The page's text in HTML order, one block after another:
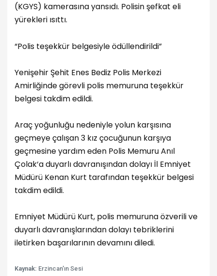
(KGYS) kamerasına yansıdı. Polisin şefkat eli
yürekleri ısıttı.
“Polis teşekkür belgesiyle ödüllendirildi”
Yenişehir Şehit Enes Bediz Polis Merkezi
Amirliğinde görevli polis memuruna teşekkür
belgesi takdim edildi.
Araç yoğunluğu nedeniyle yolun karşısına
geçmeye çalışan 3 kız çocuğunun karşıya
geçmesine yardım eden Polis Memuru Anıl
Çolak‘a duyarlı davranışından dolayı İl Emniyet
Müdürü Kenan Kurt tarafından teşekkür belgesi
takdim edildi.
Emniyet Müdürü Kurt, polis memuruna özverili ve
duyarlı davranışlarından dolayı tebriklerini
iletirken başarılarının devamını diledi.
Kaynak: Erzincan'ın Sesi